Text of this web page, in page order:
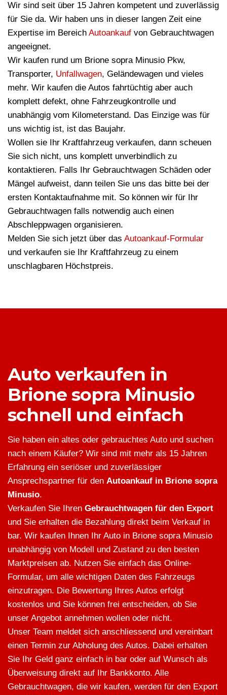
Wir sind seit über 15 Jahren kompetent und zuverlässig
für Sie da. Wir haben uns in dieser langen Zeit eine
Expertise im Bereich Autoankauf von Gebrauchtwagen
angeeignet.
Wir kaufen rund um Brione sopra Minusio Pkw,
Transporter, Unfallwagen, Geländewagen und vieles
mehr. Wir kaufen die Autos fahrtüchtig aber auch
komplett defekt, ohne Fahrzeugkontrolle und
unabhängig vom Kilometerstand. Das Einzige was für
uns wichtig ist, ist das Baujahr.
Wollen sie Ihr Kraftfahrzeug verkaufen, dann scheuen
Sie sich nicht, uns komplett unverbindlich zu
kontaktieren. Falls Ihr Gebrauchtwagen Schäden oder
Mängel aufweist, dann teilen Sie uns das bitte bei der
ersten Kontaktaufnahme mit. So können wir für Ihr
Gebrauchtwagen falls notwendig auch einen
Abschleppwagen organisieren.
Melden Sie sich jetzt über das Autoankauf-Formular
und verkaufen sie Ihr Kraftfahrzeug zu einem
unschlagbaren Höchstpreis.
Auto verkaufen in
Brione sopra Minusio
schnell und einfach
Sie haben ein altes oder gebrauchtes Auto und suchen
nach einem Käufer? Wir sind mit mehr als 15 Jahren
Erfahrung ein seriöser und zuverlässiger
Ansprechspartner für den Autoankauf in Brione sopra
Minusio.
Verkaufen Sie Ihren Gebrauchtwagen für den Export
und Sie erhalten die Bezahlung direkt beim Verkauf in
bar. Wir kaufen Ihnen Ihr Auto in Brione sopra Minusio
unabhängig von Modell und Zustand zu den besten
Marktpreisen ab. Nutzen Sie einfach das Online-
Formular, um alle wichtigen Daten des Fahrzeugs
einzutragen. Die Bewertung Ihres Autos erfolgt
kostenlos und Sie können frei entscheiden, ob Sie
unser Angebot annehmen wollen oder nicht.
Unser Team meldet sich anschliessend und vereinbart
einen Termin zur Abholung des Autos. Dabei erhalten
Sie Ihr Geld ganz einfach in bar oder auf Wunsch als
Überweisung direkt auf Ihr Bankkonto. Alle
Gebrauchtwagen, die wir kaufen, werden für den Export